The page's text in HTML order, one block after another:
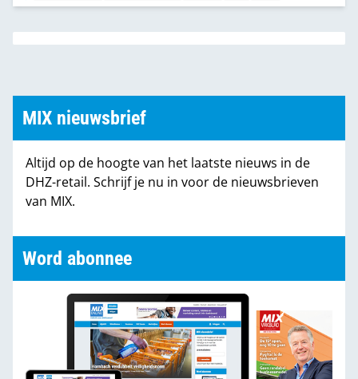
MIX nieuwsbrief
Altijd op de hoogte van het laatste nieuws in de
DHZ-retail. Schrijf je nu in voor de nieuwsbrieven
van MIX.
Word abonnee